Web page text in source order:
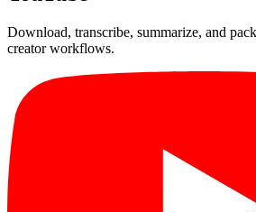
Download, transcribe, summarize, and
creator workflows.